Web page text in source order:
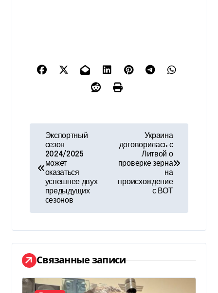
в
г
а
ц
и
Экспортный
сезон
2024/2025
может
оказаться
успешнее двух
предыдущих
сезонов
Украина
договорилась с
Литвой о
проверке зерна
на
происхождение
с ВОТ
Связанные записи